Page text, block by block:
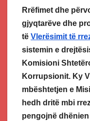
Rrëfimet dhe
gjyqtarëve dhe
të Vlerësimit të
sistemin e
Komisioni
Korrupsionit. Ky
mbështetjen e
hedh dritë mbi
pengojnë